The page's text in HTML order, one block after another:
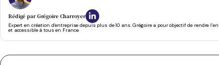
Rédigé par Grégoire Charroyer
Expert en création d’entreprise depuis plus de 10 ans. Grégoire a pour objectif de rendre
et accessible à tous en France.